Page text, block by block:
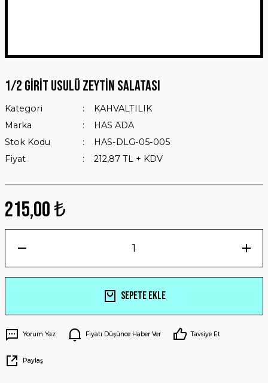
1/2 GİRİT USULÜ ZEYTİN SALATASI
Kategori
KAHVALTILIK
Marka
HAS ADA
Stok Kodu
HAS-DLG-05-005
Fiyat
212,87 TL + KDV
215,00 ₺
Sepete Ekle
Yorum Yaz Fiyatı Düşünce Haber Ver Tavsiye Et
Paylaş